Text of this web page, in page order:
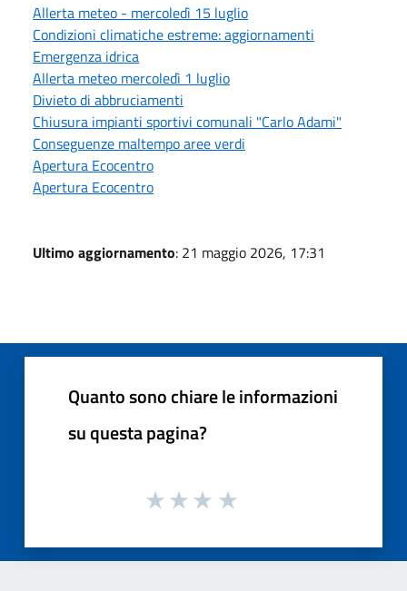
Allerta meteo - mercoledì 15 luglio
Condizioni climatiche estreme: aggiornamenti
Emergenza idrica
Allerta meteo mercoledì 1 luglio
Divieto di abbruciamenti
Chiusura impianti sportivi comunali "Carlo Adami"
Conseguenze maltempo aree verdi
Apertura Ecocentro
Apertura Ecocentro
Ultimo aggiornamento: 21 maggio 2026, 17:31
Quanto sono chiare le informazioni
su questa pagina?